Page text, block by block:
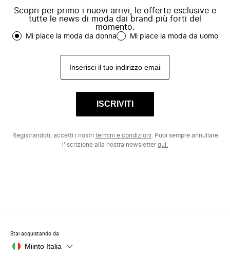
Scopri per primo i nuovi arrivi, le offerte esclusive e
tutte le news di moda dai brand più forti del
momento.
Mi piace la moda da donna Mi piace la moda da uomo
ISCRIVITI
Registrandoti, accetti i nostri termini e condizioni . Puoi sempre annullare
l'iscrizione alla nostra newsletterqui.
Stai acquistando da
Miinto Italia